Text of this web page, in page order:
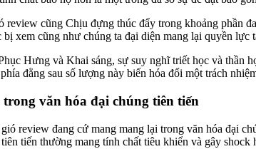
review cũng Chịu đựng thúc đẩy trong khoảng phần
bị xem cũng như chúng ta đại diện mang lại quyền
Hưng và Khai sáng, sự suy nghĩ triết học và thần
đằng sau số lượng này biến hóa đổi một trách
trong văn hóa đại chúng tiên tiến
review đang cứ mang mang lại trong văn hóa đại
tiến thường mang tính chất tiêu khiển và gây